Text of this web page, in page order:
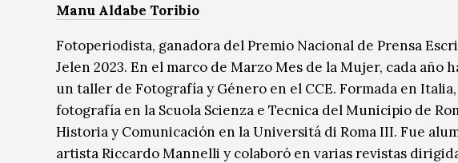
Manu Aldabe Toribio
Fotoperiodista, ganadora del Premio Nacional de Prensa
Jelen 2023. En el marco de Marzo Mes de la Mujer, cada año
un taller de Fotografía y Género en el CCE. Formada en
fotografía en la Scuola Scienza e Tecnica del Municipio de
Historia y Comunicación en la Universitá di Roma III. Fue
artista Riccardo Mannelli y colaboró en varias revistas